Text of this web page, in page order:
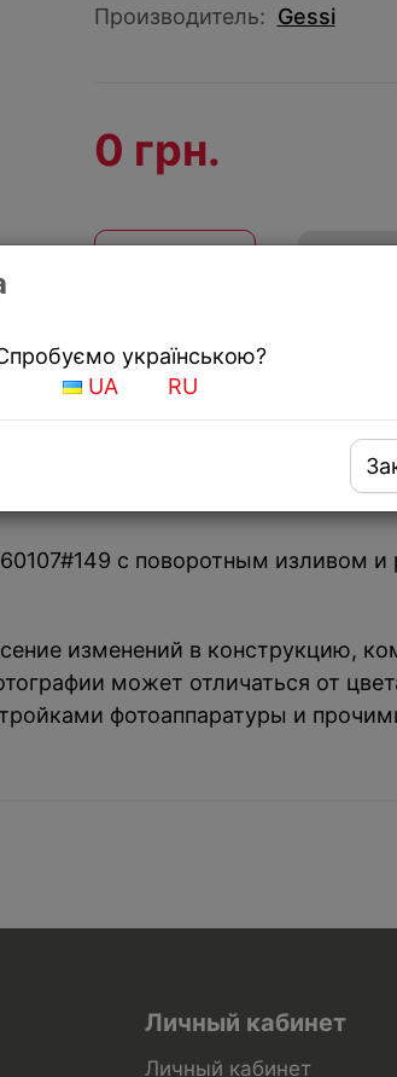
українською?
UA
RU
Производитель: Gessi
0 грн.
Получить скидку
с поворотным изливом и
изменений в конструкцию,
может отличаться от
фотоаппаратуры и
Личный кабинет
Личный кабинет